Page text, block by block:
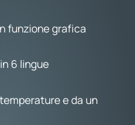
funzione grafica
6 lingue
e da un